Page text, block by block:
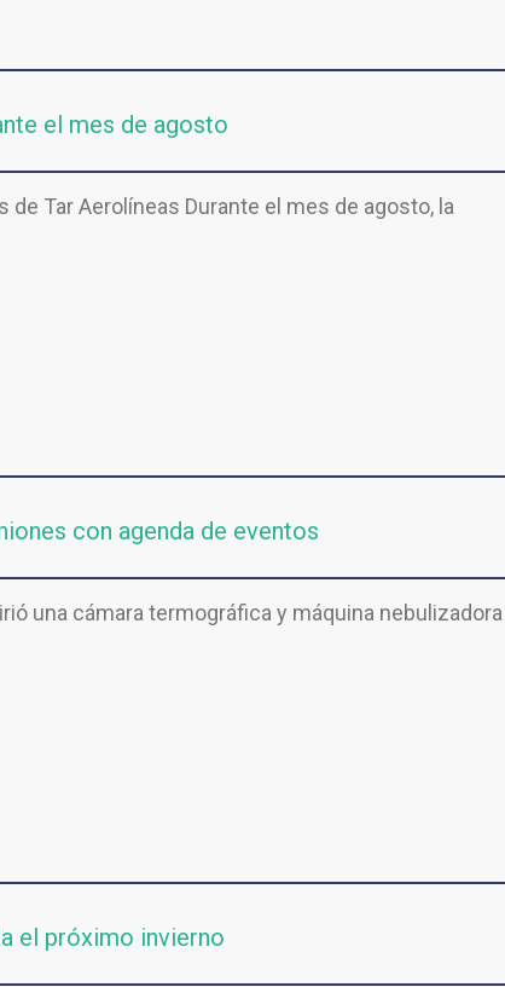
el mes de agosto
Tar Aerolíneas Durante el mes de agosto, la
con agenda de eventos
una cámara termográfica y máquina nebulizadora
el próximo invierno